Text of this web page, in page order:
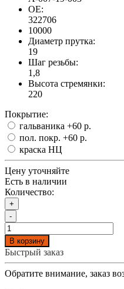
OE:
322706
10000
Диаметр прутка:
19
Шаг резьбы:
1,8
Высота стремянки:
220
Покрытие:
гальваника +60 р.
пол. покр. +60 р.
краска НЦ
Цену уточняйте
Есть в наличии
Количество:
+
-
В корзину
Быстрый заказ
Обратите внимание, заказ